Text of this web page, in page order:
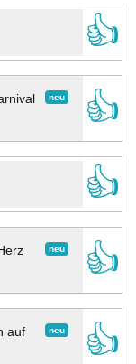
👍
neu
👍
👍
neu 👍
neu
auf
👍